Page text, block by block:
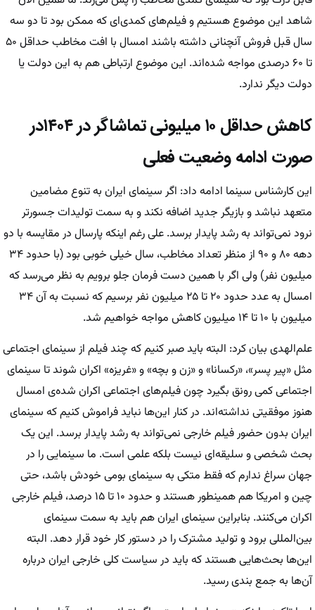
شاهد این موضوع هستیم و فیلم‌های کمدی‌ای که ممکن بود تا دو سه
سال قبل فروش‌ آنچنانی داشته باشند امسال با افت مخاطب حداقل ۵۰
تا ۶۰ درصدی مواجه شده‌اند. این موضوع ارتباطی هم به این دولت یا
دولت دیگر ندارد.
کاهش حداقل ۱۰ میلیونی تماشاگر در ۱۴۰۴در
صورت ادامه وضعیت فعلی
این کارشناس سینما ادامه داد: اگر سینمای ایران به تنوع مضامین
متعهد نباشد و بازیگر جدید اضافه نکند و به سمت تولیدات جسورتر
نرود نمی‌تواند به رشد پایدار برسد. علی رغم اینکه پارسال در مقایسه با دو
دهه ۸۰ و ۹۰ از منظر تعداد مخاطب، سال خیلی خوبی بود (با حدود ۳۴
میلیون نفر) ولی اگر با همین دست فرمان جلو برویم به نظر می‌رسد که
امسال به عدد حدود ۲۰ تا ۲۵ میلیون نفر برسیم که نسبت به آن ۳۴
میلیون با ۱۰ تا ۱۴ میلیون کاهش مواجه خواهیم شد.
علم‌الهدی بیان کرد: البته باید صبر کنیم که چند فیلم از سینمای اجتماعی
مثل «پیر پسر»، «رکسانا» و «زن و بچه» و «غریزه» اکران شوند تا سینمای
اجتماعی کمی رونق بگیرد چون فیلم‌های اجتماعی اکران شده‌ی امسال
هنوز موفقیتی نداشته‌اند. در کنار این‌ها نباید فراموش کنیم که سینمای
ایران بدون حضور فیلم خارجی نمی‌تواند به رشد پایدار برسد. این یک
بحث شخصی و سلیقه‌ای نیست بلکه علمی است. ما سینمایی را در
جهان سراغ ندارم که فقط متکی به سینمای بومی خودش باشد، حتی
چین و امریکا هم همینطور هستند و حدود ۱۰ تا ۱۵ درصد، فیلم خارجی
اکران می‌کنند. بنابراین سینمای ایران هم باید به سمت سینمای
بین‌المللی برود و تولید مشترک را در دستور کار خود قرار دهد. البته
این‌ها بحث‌هایی هستند که باید در سیاست کلی خارجی ایران درباره
آن‌ها به جمع بندی رسید.